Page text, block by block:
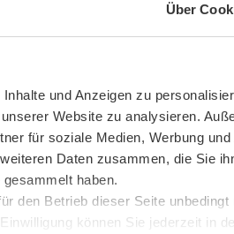
Über
und Anzeigen zu
Website zu analysieren.
für soziale Medien, Werbung und
Daten zusammen, die Sie
haben.
den Betrieb dieser Seite unbedingt
können Sie jederzeit in